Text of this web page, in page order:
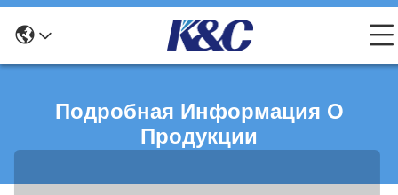
Подробная Информация О
Продукции